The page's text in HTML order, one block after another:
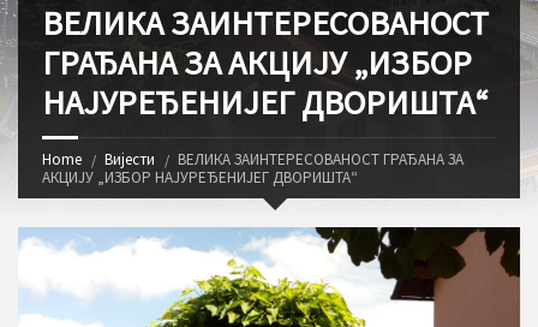
ВЕЛИКА ЗАИНТЕРЕСОВАНОСТ
ГРАЂАНА ЗА АКЦИЈУ „ИЗБОР
НАЈУРЕЂЕНИЈЕГ ДВОРИШТА“
Home Вијести
ВЕЛИКА ЗАИНТЕРЕСОВАНОСТ ГРАЂАНА ЗА
АКЦИЈУ „ИЗБОР НАЈУРЕЂЕНИЈЕГ ДВОРИШТА“